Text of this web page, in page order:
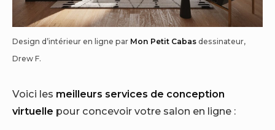
Design d’intérieur en ligne par Mon Petit Cabas dessinateur,
Drew F.
Voici les meilleurs services de conception
virtuelle pour concevoir votre salon en ligne :